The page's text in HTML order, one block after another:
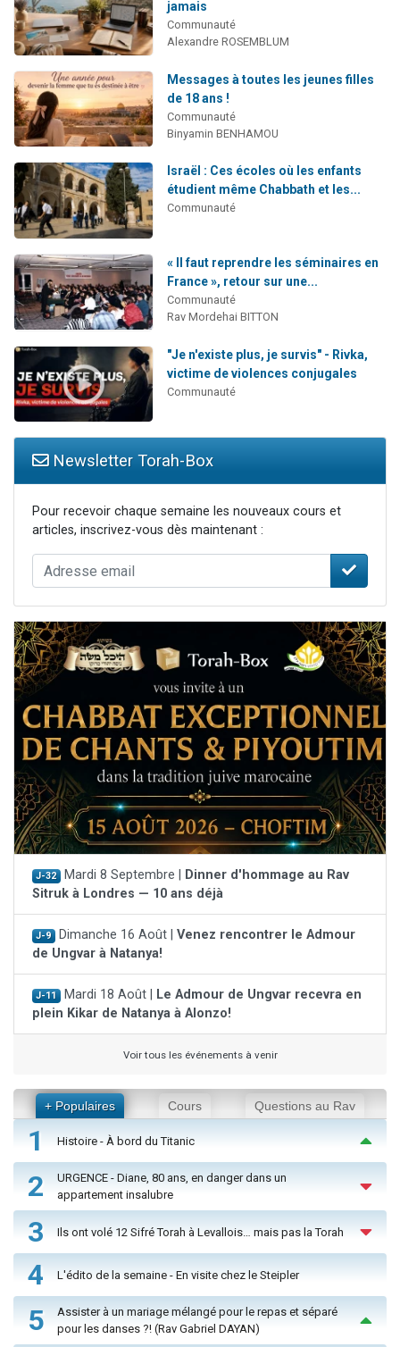
jamais
Communauté
Alexandre ROSEMBLUM
Messages à toutes les jeunes filles
de 18 ans !
Communauté
Binyamin BENHAMOU
Israël : Ces écoles où les enfants
étudient même Chabbath et les...
Communauté
« Il faut reprendre les séminaires en
France », retour sur une...
Communauté
Rav Mordehai BITTON
"Je n'existe plus, je survis" - Rivka,
victime de violences conjugales
Communauté
Newsletter Torah-Box
Pour recevoir chaque semaine les nouveaux cours et
articles, inscrivez-vous dès maintenant :
J-32 Mardi 8 Septembre |
Dinner d'hommage au Rav
Sitruk à Londres — 10 ans déjà
J-9 Dimanche 16 Août | Venez rencontrer le Admour
de Ungvar à Natanya!
J-11 Mardi 18 Août |
Le Admour de Ungvar recevra en
plein Kikar de Natanya à Alonzo!
Voir tous les événements à venir
+ Populaires Cours Questions au Rav
1 Histoire - À bord du Titanic
2
URGENCE - Diane, 80 ans, en danger dans un
appartement insalubre
3 Ils ont volé 12 Sifré Torah à Levallois… mais pas la Torah
4 L'édito de la semaine - En visite chez le Steipler
5
Assister à un mariage mélangé pour le repas et séparé
pour les danses ?! (Rav Gabriel DAYAN)